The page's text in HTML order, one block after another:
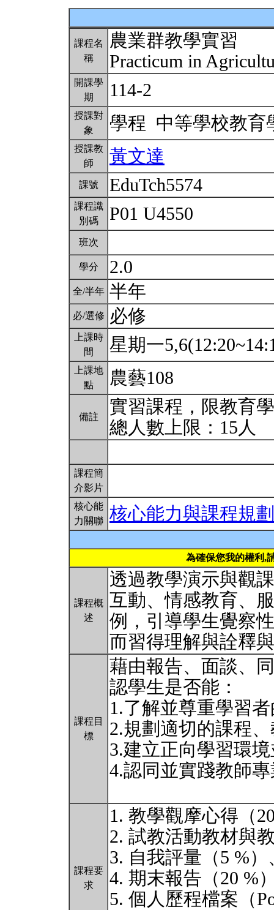
課程名
稱
農業群教學實習
Practicum in
開課學
期
114-2
授課對
象
學程 中等學校教
授課教
師
黃文達
課號 EduTch5574
課程識
別碼
P01 U4550
班次
學分 2.0
全/半年 半年
必/選修 必修
上課時
間
星期一
上課地
點
農藝108
備註
實習課程，限教育
總人數上限：15人
課程簡
介影片
核心能
力關聯
核心能力與課程規
為確保您我的權利,
課程概
述
透過教學演示與觀
互動、情感教育、
例，引導學生覺察
而習得理解與詮釋
課程目
標
藉由報告、面談、
認學生是否能：
1.了解並尊重學習
2.規劃適切的課程
3.建立正向學習環
4.認同並實踐教師
課程要
求
1. 教學觀摩心得（
2. 試教活動教材與
3. 自我評量（5 %
4. 期末報告（20 %
5. 個人歷程檔案（